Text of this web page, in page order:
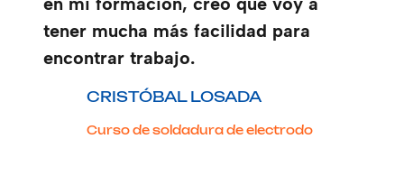
tener mucha más facilidad para
encontrar trabajo.
CRISTÓBAL LOSADA
Curso de soldadura de electrodo